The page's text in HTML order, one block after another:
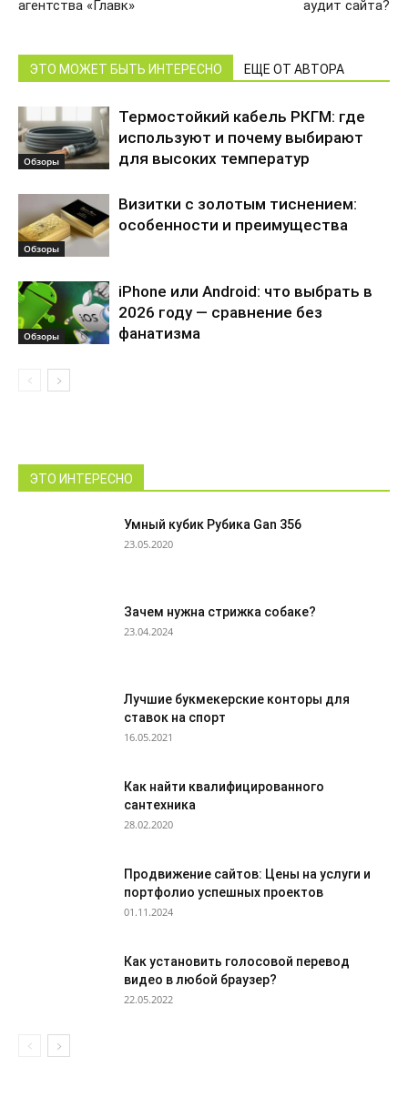
агентства «Главк» аудит сайта?
ЭТО МОЖЕТ БЫТЬ ИНТЕРЕСНО ЕЩЕ ОТ АВТОРА
Обзоры
Термостойкий кабель РКГМ: где
используют и почему выбирают
для высоких температур
Обзоры
Визитки с золотым тиснением:
особенности и преимущества
Обзоры
iPhone или Android: что выбрать в
2026 году — сравнение без
фанатизма
ЭТО ИНТЕРЕСНО
Умный кубик Рубика Gan 356
23.05.2020
Зачем нужна стрижка собаке?
23.04.2024
Лучшие букмекерские конторы для
ставок на спорт
16.05.2021
Как найти квалифицированного
сантехника
28.02.2020
Продвижение сайтов: Цены на услуги и
портфолио успешных проектов
01.11.2024
Как установить голосовой перевод
видео в любой браузер?
22.05.2022